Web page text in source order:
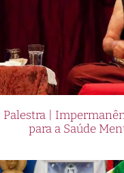
Palestra |
para a Saúde